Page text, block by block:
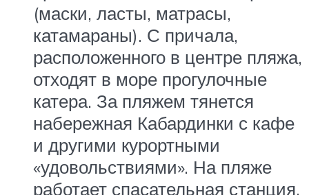
(маски, ласты, матрасы,
катамараны). С причала,
расположенного в центре пляжа,
отходят в море прогулочные
катера. За пляжем тянется
набережная Кабардинки с кафе
и другими курортными
«удовольствиями». На пляже
работает спасательная станция,